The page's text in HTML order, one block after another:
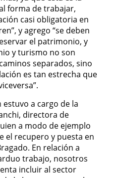
forma de trabajar,
casi obligatoria en
y agrego “se deben
el patrimonio, y
y turismo no son
separados, sino
es tan estrecha que
a cargo de la
directora de
a modo de ejemplo
el recupero y puesta en
En relación a
trabajo, nosotros
incluir al sector